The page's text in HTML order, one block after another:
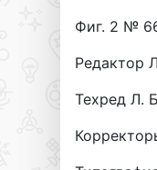
Фиг. 2 №
Редактор
Техред Л.